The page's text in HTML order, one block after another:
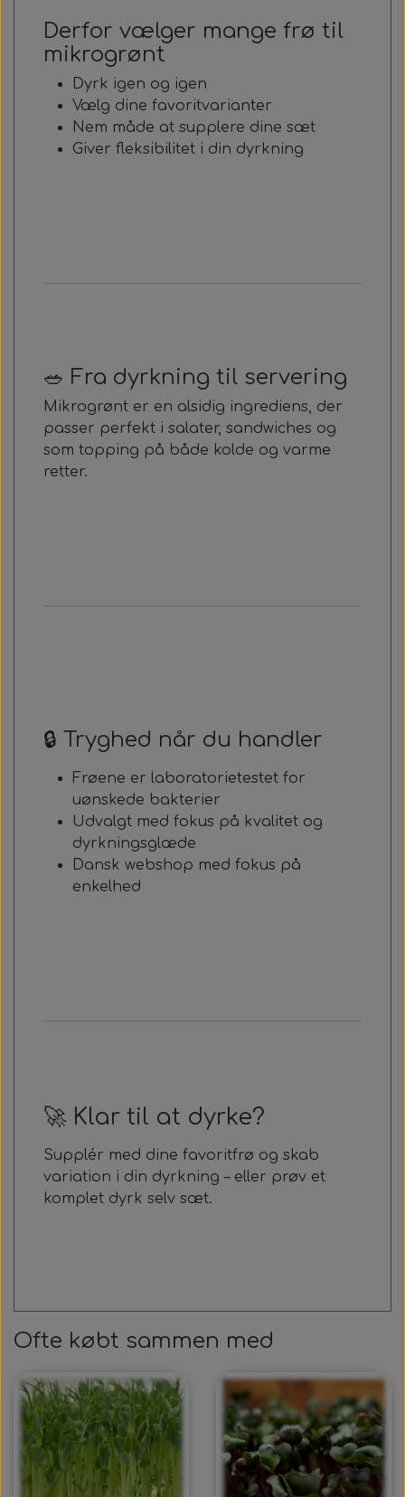
Derfor vælger mange frø til
mikrogrønt
Dyrk igen og igen
Vælg dine favoritvarianter
Nem måde at supplere dine sæt
Giver fleksibilitet i din dyrkning
🥗 Fra dyrkning til servering
Mikrogrønt er en alsidig ingrediens, der
passer perfekt i salater, sandwiches og
som topping på både kolde og varme
retter.
🔒 Tryghed når du handler
Frøene er laboratorietestet for
uønskede bakterier
Udvalgt med fokus på kvalitet og
dyrkningsglæde
Dansk webshop med fokus på
enkelhed
🚀 Klar til at dyrke?
Supplér med dine favoritfrø og skab
variation i din dyrkning – eller prøv et
komplet dyrk selv sæt.
Ofte købt sammen med